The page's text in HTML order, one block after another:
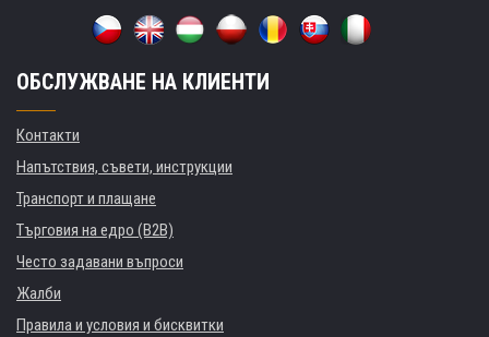
ОБСЛУЖВАНЕ НА КЛИЕНТИ
Контакти
Напътствия, съвети, инструкции
Транспорт и плащане
Търговия на едро (B2B)
Често задавани въпроси
Жалби
Правила и условия и бисквитки